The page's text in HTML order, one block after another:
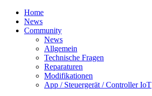
Home
News
Community
News
Allgemein
Technische Fragen
Reparaturen
Modifikationen
App / Steuergerät / Controller IoT